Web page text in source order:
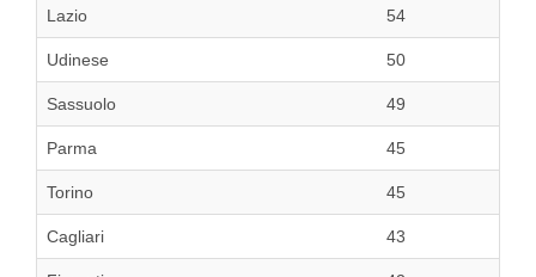
Lazio 54
Udinese 50
Sassuolo 49
Parma 45
Torino 45
Cagliari 43